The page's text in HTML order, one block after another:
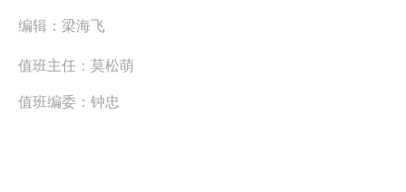
编辑： 梁海飞
值班主任： 莫松萌
值班编委： 钟忠